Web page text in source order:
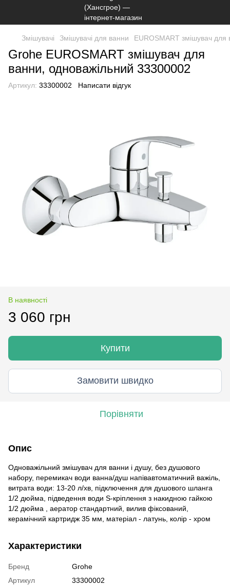
Змішувачі Змішувачі для ванни EUROSMART змішувач для
Grohe EUROSMART змішувач для
ванни, одноважільний 33300002
Артикул: 33300002 Написати відгук
В наявності
3 060 грн
Купити
Замовити швидко
Порівняти
Опис
Одноважільний змішувач для ванни і душу, без душового
набору, перемикач води ванна/душ напівавтоматичний важіль,
витрата води: 13-20 л/хв, підключення для душового шланга
1/2 дюйма, підведення води S-кріплення з накидною гайкою
1/2 дюйма , аератор стандартний, вилив фіксований,
керамічний картридж 35 мм, матеріал - латунь, колір - хром
Характеристики
Бренд
Grohe
Артикул
33300002